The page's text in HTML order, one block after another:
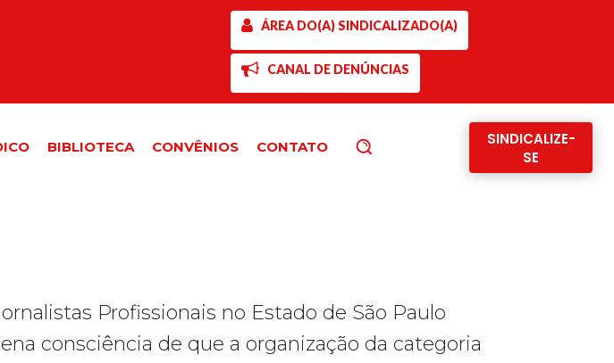
ÁREA DO(A) SINDICALIZADO(A)
CANAL DE DENÚNCIAS
BIBLIOTECA CONVÊNIOS CONTATO
SINDICALIZE-
SE
Profissionais no Estado de São Paulo
consciência de que a organização da categoria